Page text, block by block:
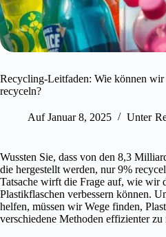
Recycling-Leitfaden: Wie können wir
recyceln?
Auf Januar 8, 2025 Unter
Wussten Sie, dass von den 8,3
die hergestellt werden, nur 9%
Tatsache wirft die Frage auf, wie wir
Plastikflaschen verbessern können.
helfen, müssen wir Wege finden,
verschiedene Methoden effizienter zu